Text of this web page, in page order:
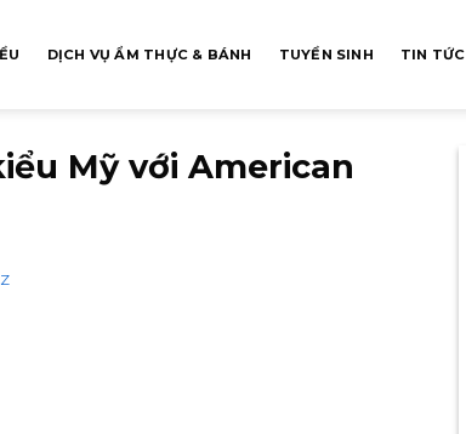
DỊCH VỤ ẨM THỰC & BÁNH TUYỂN SINH TIN TỨC
Mỹ với American